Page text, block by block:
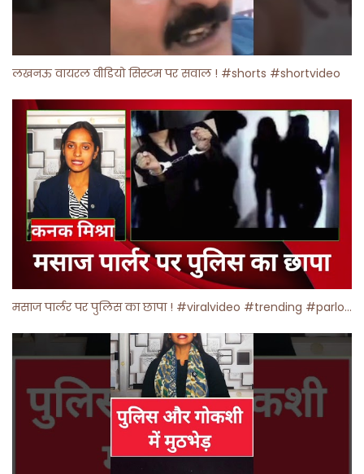
लखनऊ वायरल वीडियो सिस्टम पर सवाल ! #shorts #shortvideo
मसाज पार्लर पर पुलिस का छापा ! #viralvideo #trending #parlour